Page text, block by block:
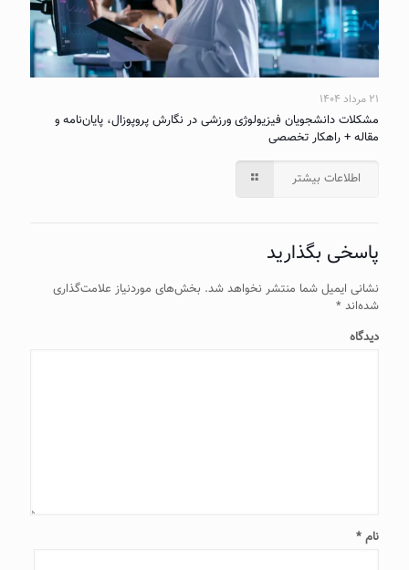
۲۱ مرداد ۱۴۰۴
مشکلات دانشجویان فیزیولوژی ورزشی در نگارش پروپوزال، پایان‌نامه و
مقاله + راهکار تخصصی
اطلاعات بیشتر
پاسخی بگذارید
نشانی ایمیل شما منتشر نخواهد شد. بخش‌های موردنیاز علامت‌گذاری
شده‌اند *
دیدگاه
نام *